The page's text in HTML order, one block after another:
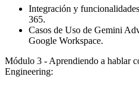
Integración y
365.
Casos de Uso de Gemini
Google Workspace.
Módulo 3 - Aprendiendo a hablar
Engineering: